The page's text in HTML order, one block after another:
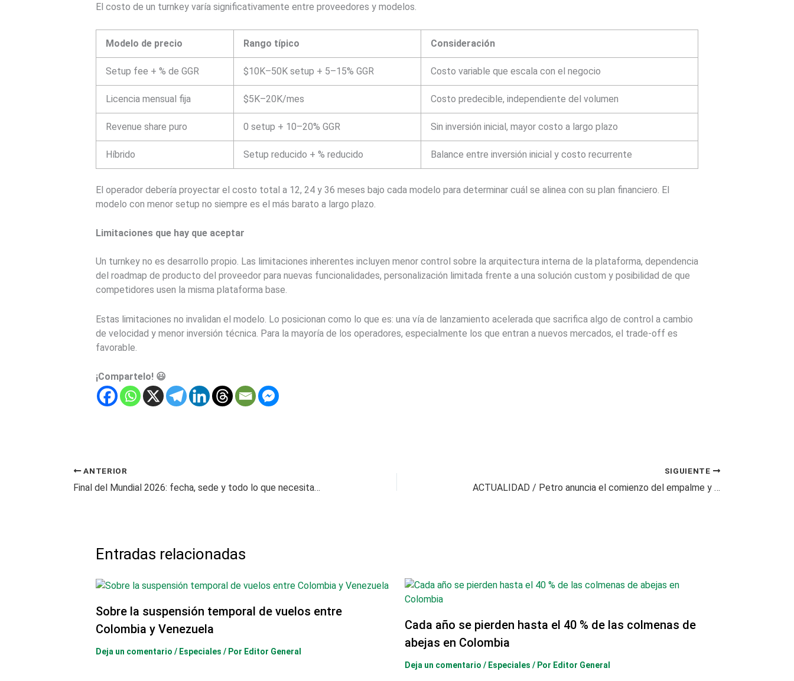
El costo de un turnkey varía significativamente entre proveedores y modelos.
Modelo de precio Rango típico Consideración
Setup fee + % de GGR $10K–50K setup + 5–15% GGR Costo variable que escala con el negocio
Licencia mensual fija $5K–20K/mes Costo predecible, independiente del volumen
Revenue share puro 0 setup + 10–20% GGR Sin inversión inicial, mayor costo a largo plazo
Híbrido Setup reducido + % reducido Balance entre inversión inicial y costo recurrente
El operador debería proyectar el costo total a 12, 24 y 36 meses bajo cada modelo para determinar cuál se alinea con su plan financiero. El
modelo con menor setup no siempre es el más barato a largo plazo.
Limitaciones que hay que aceptar
Un turnkey no es desarrollo propio. Las limitaciones inherentes incluyen menor control sobre la arquitectura interna de la plataforma, dependencia
del roadmap de producto del proveedor para nuevas funcionalidades, personalización limitada frente a una solución custom y posibilidad de que
competidores usen la misma plataforma base.
Estas limitaciones no invalidan el modelo. Lo posicionan como lo que es: una vía de lanzamiento acelerada que sacrifica algo de control a cambio
de velocidad y menor inversión técnica. Para la mayoría de los operadores, especialmente los que entran a nuevos mercados, el trade-off es
favorable.
¡Compartelo! 😃
ANTERIOR
Final del Mundial 2026: fecha, sede y todo lo que necesitas saber
SIGUIENTE
ACTUALIDAD / Petro anuncia el comienzo del empalme y hace un llamado a una transición democrática
Entradas relacionadas
Sobre la suspensión temporal de vuelos entre
Colombia y Venezuela
Deja un comentario / Especiales / Por Editor General
Cada año se pierden hasta el 40 % de las colmenas de
abejas en Colombia
Deja un comentario / Especiales / Por Editor General